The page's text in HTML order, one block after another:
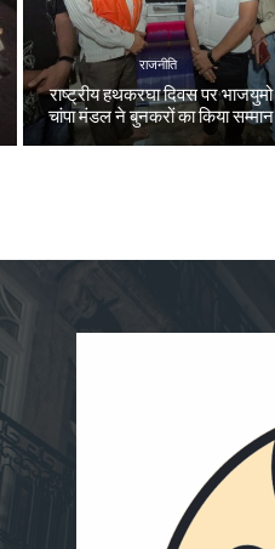
राजनीति
राष्ट्रीय हथकरघा दिवस पर भाजयुमो
चांपा मंडल ने बुनकरों का किया सम्मान